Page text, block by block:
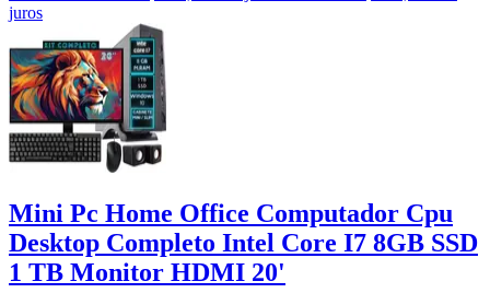
juros
Mini Pc Home Office Computador Cpu
Desktop Completo Intel Core I7 8GB SSD
1 TB Monitor HDMI 20'